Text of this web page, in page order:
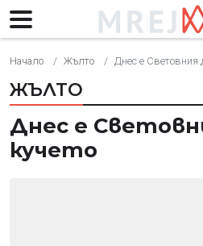
Начало Жълто Днес е Световния
ЖЪЛТО
Днес е
кучето